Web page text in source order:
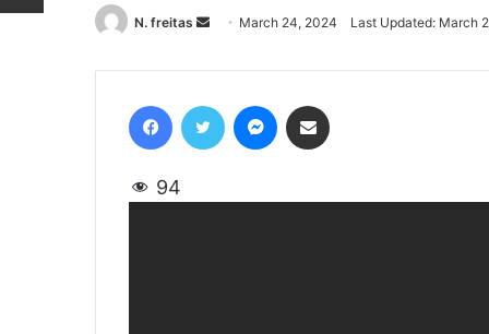
N. freitas
Send
email
March 24, 2024 Last Updated: March
94